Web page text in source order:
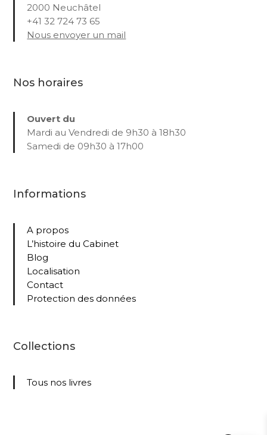
2000 Neuchâtel
+41 32 724 73 65
Nous envoyer un mail
Nos horaires
Ouvert du
Mardi au Vendredi de 9h30 à 18h30
Samedi de 09h30 à 17h00
Informations
A propos
L’histoire du Cabinet
Blog
Localisation
Contact
Protection des données
Collections
Tous nos livres